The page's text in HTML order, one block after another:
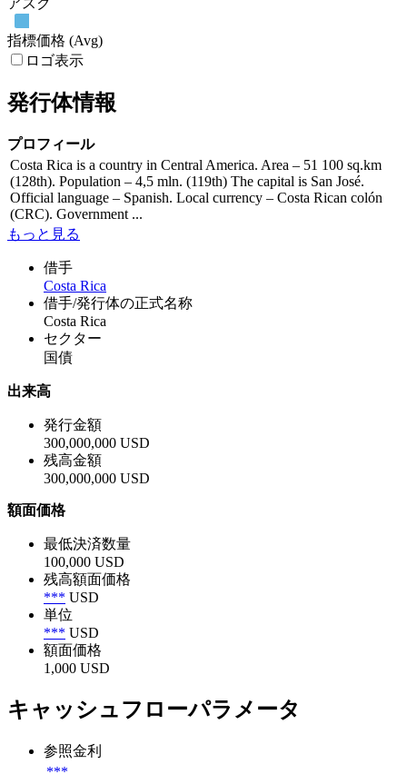
指標価格 (Avg)
ロゴ表示
発行体情報
プロフィール
Costa Rica is a country in Central America. Area – 51 100 sq.km
(128th). Population – 4,5 mln. (119th) The capital is San José.
Official language – Spanish. Local currency – Costa Rican colón
(CRC). Government ...
もっと見る
借手
Costa Rica
借手/発行体の正式名称
Costa Rica
セクター
国債
出来高
発行金額
300,000,000 USD
残高金額
300,000,000 USD
額面価格
最低決済数量
100,000 USD
残高額面価格
*** USD
単位
*** USD
額面価格
1,000 USD
キャッシュフローパラメータ
参照金利